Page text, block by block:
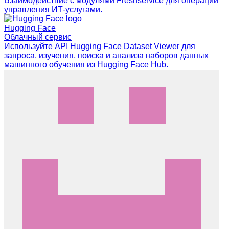
управления ИТ-услугами.
Hugging Face
Облачный сервис
Используйте API Hugging Face Dataset Viewer для
запроса, изучения, поиска и анализа наборов данных
машинного обучения из Hugging Face Hub.